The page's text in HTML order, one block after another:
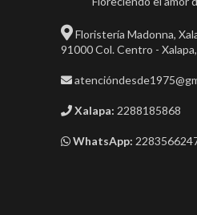
Floristería Madonna,
91000 Col. Centro -
Xalapa: 2288185868
WhatsApp: